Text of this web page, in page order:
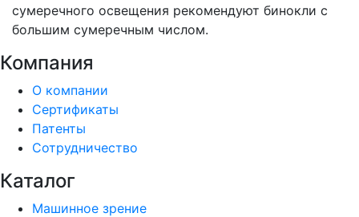
сумеречного освещения рекомендуют бинокли с
большим сумеречным числом.
Компания
О компании
Сертификаты
Патенты
Сотрудничество
Каталог
Машинное зрение